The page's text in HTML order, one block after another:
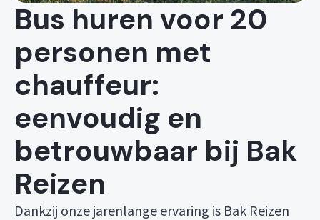
Bus huren voor 20
personen met
chauffeur:
eenvoudig en
betrouwbaar bij Bak
Reizen
Dankzij onze jarenlange ervaring is Bak Reizen